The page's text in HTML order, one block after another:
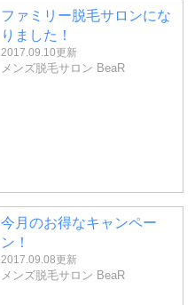
ファミリー脱毛サロンにな
りました！
2017.09.10更新
メンズ脱毛サロン BeaR
今月のお得なキャンペー
ン！
2017.09.08更新
メンズ脱毛サロン BeaR